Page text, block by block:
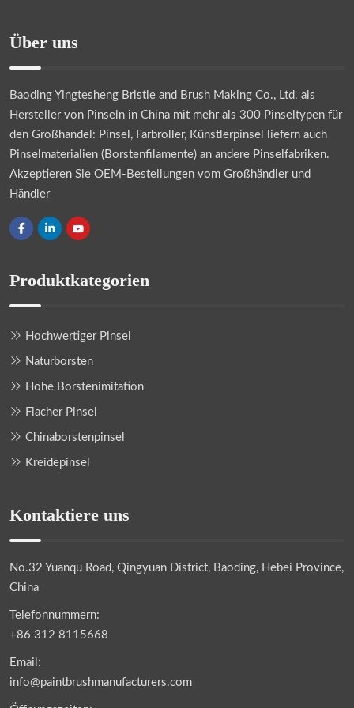
Über uns
Baoding Yingtesheng Bristle and Brush Making Co., Ltd. als
Hersteller von Pinseln in China mit mehr als 300 Pinseltypen für
den Großhandel: Pinsel, Farbroller, Künstlerpinsel liefern auch
Pinselmaterialien (Borstenfilamente) an andere Pinselfabriken.
Akzeptieren Sie OEM-Bestellungen vom Großhändler und
Händler
Produktkategorien
Hochwertiger Pinsel
Naturborsten
Hohe Borstenimitation
Flacher Pinsel
Chinaborstenpinsel
Kreidepinsel
Kontaktiere uns
No.32 Yuanqu Road, Qingyuan District, Baoding, Hebei Province,
China
Telefonnummern:
+86 312 8115668
Email:
info@paintbrushmanufacturers.com